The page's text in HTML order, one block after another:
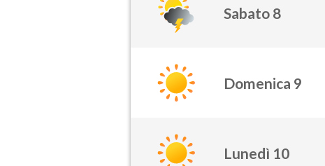
Sabato 8
Domenica 9
Lunedì 10